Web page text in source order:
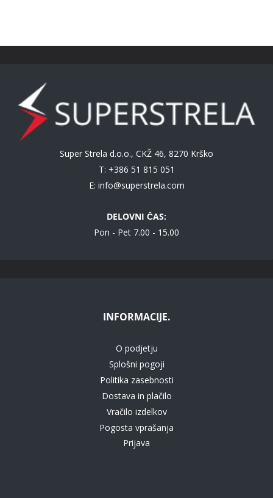
Super Strela d.o.o., CKŽ 46, 8270 Krško
T: +386 51 815 051
E: info@superstrela.com
DELOVNI ČAS:
Pon - Pet 7.00 - 15.00
INFORMACIJE.
O podjetju
Splošni pogoji
Politika zasebnosti
Dostava in plačilo
Vračilo izdelkov
Pogosta vprašanja
Prijava